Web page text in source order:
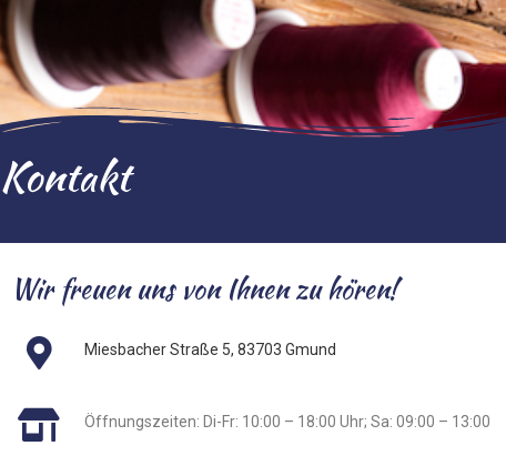
Kontakt
Wir freuen uns von Ihnen zu hören!
Miesbacher Straße 5, 83703 Gmund
Öffnungszeiten: Di-Fr: 10:00 – 18:00 Uhr; Sa: 09:00 – 13:00